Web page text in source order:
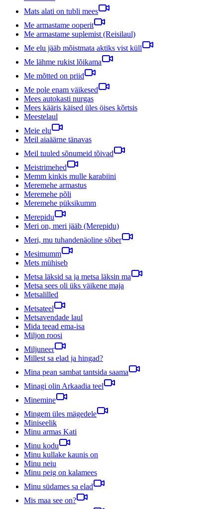
Mats alati on tubli mees
Me armastame ooperit
Me armastame suplemist (Reisilaul)
Me elu jääb mõistmata aktiks vist küll
Me lähme rukist lõikama
Me mõtted on priid
Me pole enam väikesed
Mees autokasti nurgas
Mees kääris käised üles öises kõrtsis
Meestelaul
Meie elu
Meil aiaäärne tänavas
Meil tuuled sõnumeid tõivad
Meistrimehed
Memm kinkis mulle karabiini
Meremehe armastus
Meremehe põli
Meremehe püksikumm
Merepidu
Meri on, meri jääb (Merepidu)
Meri, mu tuhandenäoline sõber
Mesimumm
Mets mühiseb
Metsa läksid sa ja metsa läksin ma
Metsa sees oli üks väikene maja
Metsalilled
Metsateel
Metsavendade laul
Mida teead ema-isa
Miljon roosi
Miljuneer
Millest sa elad ja hingad?
Mina pean sambat tantsida saama
Minagi olin Arkaadia teel
Minemine
Mingem üles mägedele
Miniseelik
Minu armas Kati
Minu kodu
Minu kullake kaunis on
Minu neiu
Minu peig on kalamees
Minu südames sa elad
Mis maa see on?